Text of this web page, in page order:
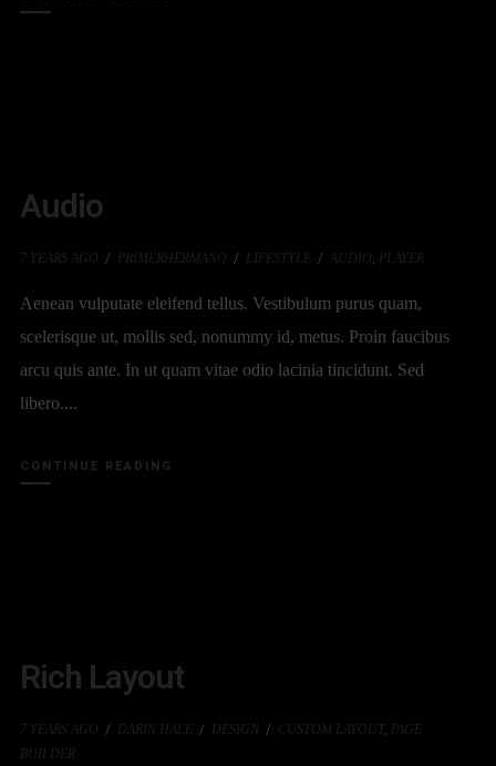
Audio
7 YEARS AGO PRIMERHERMANO LIFESTYLE AUDIO, PLAYER
Aenean vulputate eleifend tellus. Vestibulum purus quam,
scelerisque ut, mollis sed, nonummy id, metus. Proin faucibus
arcu quis ante. In ut quam vitae odio lacinia tincidunt. Sed
libero....
CONTINUE READING
Rich Layout
7 YEARS AGO DARIN HALE DESIGN CUSTOM LAYOUT, PAGE
BUILDER